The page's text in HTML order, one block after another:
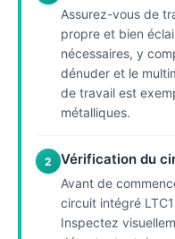
Assurez-vous de
propre et bien
nécessaires, y
dénuder et le
de travail est
métalliques.
2 Vérification du
Avant de
circuit intégré
Inspectez